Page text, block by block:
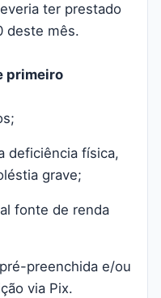
ter prestado
deste mês.
primeiro
deficiência física,
grave;
fonte de renda
preenchida e/ou
via Pix.